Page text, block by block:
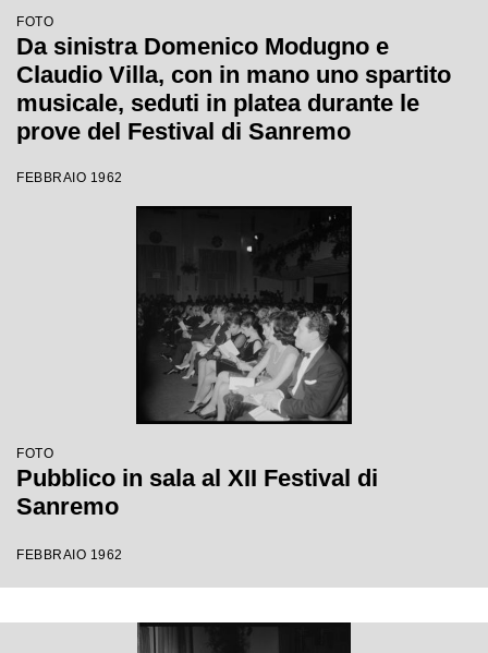
FOTO
Da sinistra Domenico Modugno e
Claudio Villa, con in mano uno spartito
musicale, seduti in platea durante le
prove del Festival di Sanremo
FEBBRAIO 1962
FOTO
Pubblico in sala al XII Festival di
Sanremo
FEBBRAIO 1962